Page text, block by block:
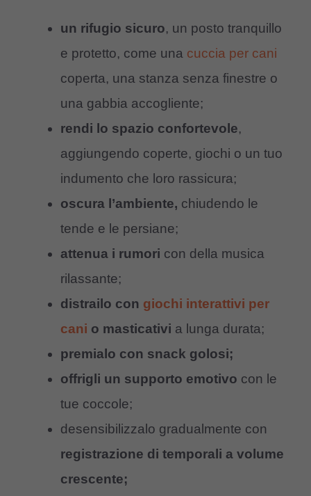
un rifugio sicuro, un posto tranquillo
e protetto, come una cuccia per cani
coperta, una stanza senza finestre o
una gabbia accogliente;
rendi lo spazio confortevole,
aggiungendo coperte, giochi o un tuo
indumento che loro rassicura;
oscura l’ambiente, chiudendo le
tende e le persiane;
attenua i rumori con della musica
rilassante;
distrailo con giochi interattivi per
cani o masticativi a lunga durata;
premialo con snack golosi;
offrigli un supporto emotivo con le
tue coccole;
desensibilizzalo gradualmente con
registrazione di temporali a volume
crescente;